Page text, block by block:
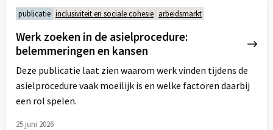
meer
over
publicatie inclusiviteit en sociale cohesie arbeidsmarkt
Werk zoeken in de asielprocedure:
belemmeringen en kansen
Deze publicatie laat zien waarom werk vinden tijdens de
asielprocedure vaak moeilijk is en welke factoren daarbij
een rol spelen.
25 juni 2026